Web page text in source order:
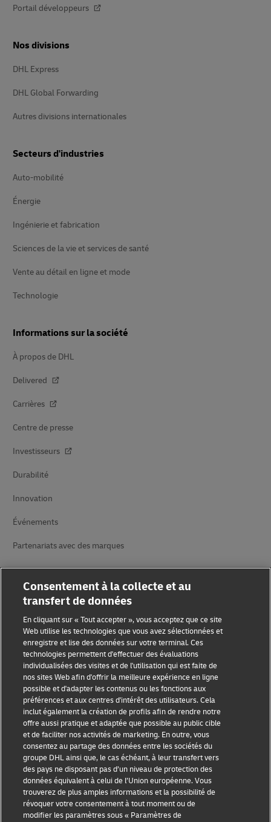
Portail développeurs
Nos divisions
DHL Express
DHL Global Forwarding
Autres divisions internationales
Secteurs d'industries
Auto-mobilité
Énergie
Ingénierie et fabrication
Sciences de la vie et services de santé
Vente au détail en ligne et mode
Technologie
Informations sur la société
À propos de DHL
Delivered
Carrières
Centre de presse
Investisseurs
Durabilité
Innovation
Événements
Partenariats avec des marques
Sensibilisation à la fraude
Mention légale
Conditions d’utilisation
Avis de confidentialité
Informations complémentaires
Paramètres des cookies
Suivez-nous
Consentement à la collecte et au
transfert de données
En cliquant sur « Tout accepter », vous acceptez que ce site
Web utilise les technologies que vous avez sélectionnées et
enregistre et lise des données sur votre terminal. Ces
technologies permettent d'effectuer des évaluations
individualisées des visites et de l'utilisation qui est faite de
nos sites Web afin d'offrir la meilleure expérience en ligne
possible et d'adapter les contenus ou les fonctions aux
préférences et aux centres d'intérêt des utilisateurs. Cela
inclut également la création de profils afin de rendre notre
offre aussi pratique et adaptée que possible au public cible
et de faciliter nos activités de marketing. En outre, vous
consentez au partage des données entre les sociétés du
groupe DHL ainsi que, le cas échéant, à leur transfert vers
des pays ne disposant pas d’un niveau de protection des
données équivalent à celui de l’Union européenne. Vous
trouverez de plus amples informations et la possibilité de
révoquer votre consentement à tout moment ou de
modifier les paramètres sous « Paramètres de